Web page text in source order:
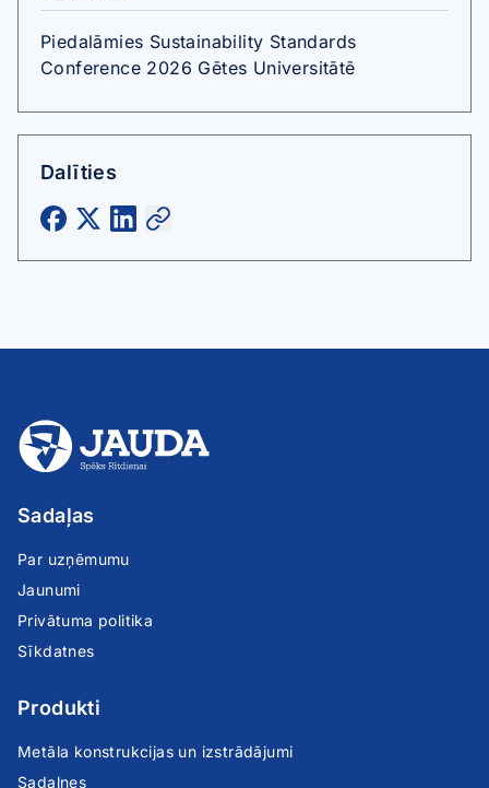
Piedalāmies Sustainability Standards
Conference 2026 Gētes Universitātē
Dalīties
Sadaļas
Par uzņēmumu
Jaunumi
Privātuma politika
Sīkdatnes
Produkti
Metāla konstrukcijas un izstrādājumi
Sadalnes